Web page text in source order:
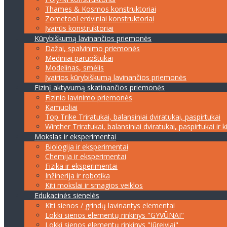
Thames & Kosmos konstruktoriai
Zometool erdviniai konstruktoriai
Įvairūs konstruktoriai
Kūrybiškumą lavinančios priemonės
Dažai, spalvinimo priemonės
Mediniai paruoštukai
Modelinas, smėlis
Įvairios kūrybiškumą lavinančios priemonės
Fizinį aktyvumą skatinančios priemonės
Fizinio lavinimo priemonės
Kamuoliai
Top Trike Triratukai, balansiniai dviratukai, paspirtukai
Winther Triratukai, balansiniai dviratukai, paspirtukai ir
Mokslas ir eksperimentai
Biologija ir eksperimentai
Chemija ir eksperimentai
Fizika ir eksperimentai
Inžinerija ir robotika
Kiti mokslai ir smagios veiklos
Edukacinės sienelės
Kiti sienos / grindų lavinantys elementai
Lokki sienos elementų rinkinys "GYVŪNAI"
Lokki sienos elementų rinkinys "Jūreiviai"